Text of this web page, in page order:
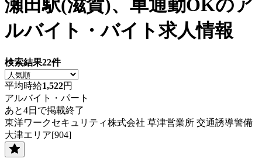
瀬田駅(滋賀)、車通勤OKのア
ルバイト・バイト求人情報
検索結果22件
平均時給1,522円
アルバイト・パート
あと4日で掲載終了
東洋ワークセキュリティ株式会社 草津営業所 交通誘導警備
大津エリア[904]